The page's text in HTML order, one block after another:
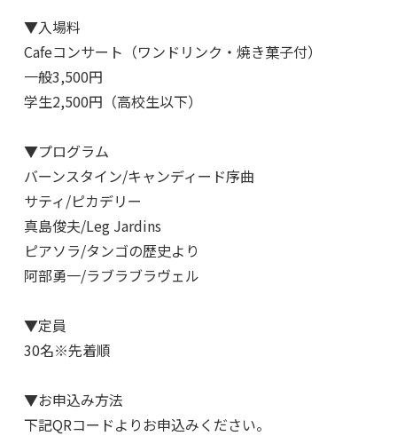
▼入場料
Cafeコンサート（ワンドリンク・焼き菓子付）
一般3,500円
学生2,500円（高校生以下）
▼プログラム
バーンスタイン/キャンディード序曲
サティ/ピカデリー
真島俊夫/Leg Jardins
ピアソラ/タンゴの歴史より
阿部勇一/ラブラブラヴェル
▼定員
30名※先着順
▼お申込み方法
下記QRコードよりお申込みください。